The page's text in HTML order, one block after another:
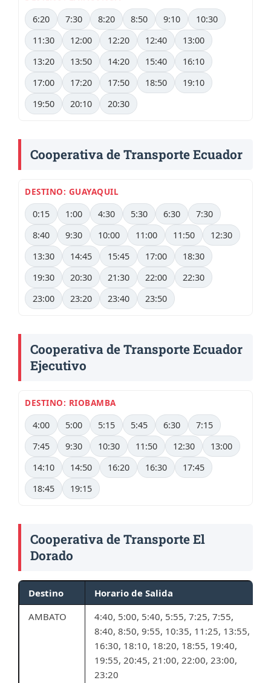
6:20 7:30 8:20 8:50 9:10
10:30
11:30
12:00 12:20 12:40
13:00
13:20
13:50 14:20 15:40
16:10
17:00
17:20 17:50 18:50
19:10
19:50
20:10 20:30
Cooperativa de Transporte Ecuador
DESTINO: GUAYAQUIL
0:15 1:00 4:30 5:30 6:30
7:30
8:40
9:30 10:00 11:00 11:50
12:30
13:30
14:45 15:45 17:00
18:30
19:30
20:30 21:30 22:00
22:30
23:00
23:20 23:40 23:50
Cooperativa de Transporte Ecuador
Ejecutivo
DESTINO: RIOBAMBA
4:00 5:00 5:15 5:45 6:30
7:15
7:45
9:30 10:30 11:50 12:30
13:00
14:10
14:50 16:20 16:30
17:45
18:45
19:15
Cooperativa de Transporte El
Dorado
Destino
Horario de Salida
AMBATO
4:40, 5:00, 5:40, 5:55, 7:25, 7:55,
8:40, 8:50, 9:55, 10:35, 11:25, 13:55,
16:30, 18:10, 18:20, 18:55, 19:40,
19:55, 20:45, 21:00, 22:00, 23:00,
23:20